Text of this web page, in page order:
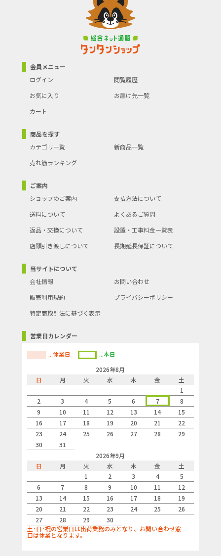
会員メニュー
ログイン
閲覧履歴
お気に入り
お届け先一覧
カート
商品を探す
カテゴリ一覧
新商品一覧
売れ筋ランキング
ご案内
ショップのご案内
支払方法について
送料について
よくあるご質問
返品・交換について
設置・工事料金一覧表
店頭引き渡しについて
長期延長保証について
当サイトについて
会社情報
お問い合わせ
販売利用規約
プライバシーポリシー
特定商取引法に基づく表示
営業日カレンダー
...休業日
...本日
2026年8月
日
月 火 水 木 金
土
1
2
3 4 5 6 7
8
9
10 11 12 13 14
15
16
17 18 19 20 21
22
23
24 25 26 27 28
29
30
31
2026年9月
日
月 火 水 木 金
土
1
2 3 4
5
6
7 8 9 10 11
12
13
14 15 16 17 18
19
20
21 22 23 24 25
26
27
28 29
30
土･日･祝の営業日は出荷業務のみとなり、お問い合わせ窓
口は休業となります。